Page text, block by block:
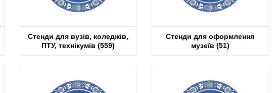
Стенди для вузів, коледжів,
ПТУ, технікумів (559)
Стенди для оформлення
музеїв (51)